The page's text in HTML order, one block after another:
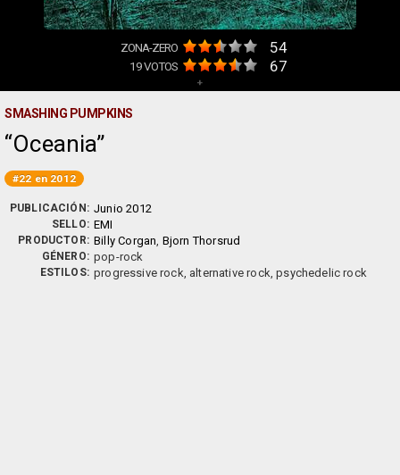
ZONA-ZERO 54
19VOTOS 67
+
SMASHING PUMPKINS
Oceania
#22 en 2012
PUBLICACIÓN: Junio 2012
SELLO: EMI
PRODUCTOR: Billy Corgan, Bjorn Thorsrud
GÉNERO: pop-rock
ESTILOS: progressive rock, alternative rock, psychedelic rock